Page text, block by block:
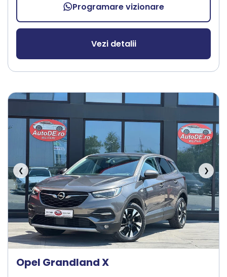
Programare vizionare
Vezi detalii
❮ ❯
Opel Grandland X